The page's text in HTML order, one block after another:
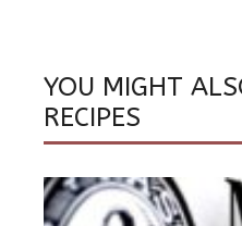
YOU MIGHT
RECIPES